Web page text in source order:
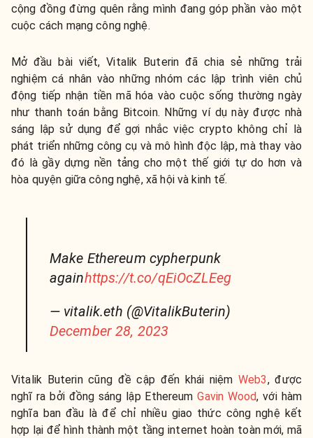
cộng đồng đừng quên rằng mình đang góp phần vào một
cuộc cách mạng công nghệ.
Mở đầu bài viết, Vitalik Buterin đã chia sẻ những trải
nghiệm cá nhân vào những nhóm các lập trình viên chủ
động tiếp nhận tiền mã hóa vào cuộc sống thường ngày
như thanh toán bằng Bitcoin. Những ví dụ này được nhà
sáng lập sử dụng để gợi nhắc việc crypto không chỉ là
phát triển những công cụ và mô hình độc lập, mà thay vào
đó là gầy dựng nền tảng cho một thế giới tự do hơn và
hòa quyện giữa công nghệ, xã hội và kinh tế.
Make Ethereum cypherpunk
againhttps://t.co/qEiOcZLEeg
— vitalik.eth (@VitalikButerin)
December 28, 2023
Vitalik Buterin cũng đề cập đến khái niệmWeb3, được
nghĩ ra bởi đồng sáng lập EthereumGavin Wood, với hàm
nghĩa ban đầu là để chỉ nhiều giao thức công nghệ kết
hợp lại để hình thành một tầng internet hoàn toàn mới, mã